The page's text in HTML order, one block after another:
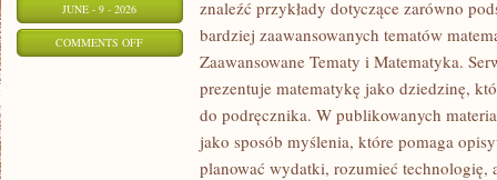
JUNE - 9 - 2026
COMMENTS OFFON
MATEMATYKA
TECHNOLOGII
znaleźć przykłady dotyczące zarówno
bardziej zaawansowanych tematów
Zaawansowane Tematy i Matematyka.
prezentuje matematykę jako dziedzinę,
do podręcznika. W publikowanych
jako sposób myślenia, które pomaga
planować wydatki, rozumieć technologię,